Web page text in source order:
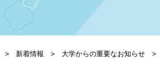
> 新着情報 > 大学からの重要なお知らせ >